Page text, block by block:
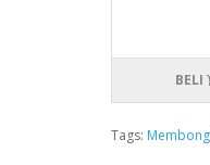
BELI
Tags: